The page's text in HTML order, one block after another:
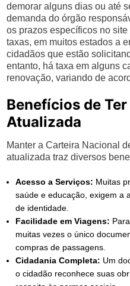
demorar alguns dias ou até
demanda do órgão
os prazos específicos no
taxas, em muitos estados a
cidadãos que estão
entanto, há taxa em alguns
renovação, variando de
Benefícios de
Atualizada
Manter a Carteira Nacional
atualizada traz diversos
Acesso a Serviços: Muitas
saúde e educação, exigem a
de identidade.
Facilidade em Viagens:
muitas vezes o único
compras de passagens.
Cidadania Completa: Um
o cidadão reconhece suas